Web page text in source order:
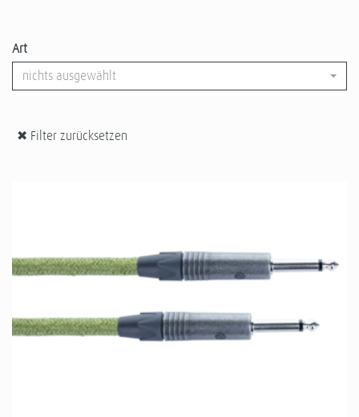
Art
nichts ausgewählt
✖ Filter zurücksetzen